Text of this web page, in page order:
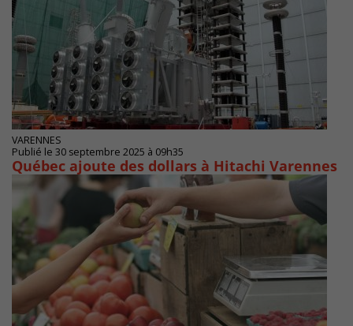
VARENNES
Publié le 30 septembre 2025 à 09h35
Québec ajoute des dollars à Hitachi Varennes